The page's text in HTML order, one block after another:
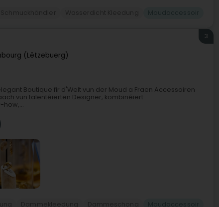
(Lëtzebuerg)
3
Boutique fir d'Welt vun der Moud a Fraen Accessoiren
vun talentéierten Designer, kombinéiert
how,...